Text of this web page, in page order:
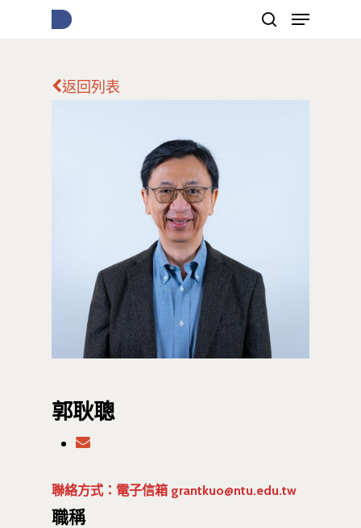
按下Enter開始搜尋，或Esc關閉跳窗
返回列表
郭耿聰
聯絡方式：電子信箱 grantkuo@ntu.edu.tw
職稱